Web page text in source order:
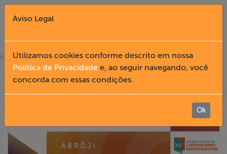
Fechar X
English
Institucional
home»notícias
Aviso Legal
Utilizamos cookies conforme descrito em nossa
Política de Privacidade e, ao seguir navegando, você
concorda com essas condições.
Ok